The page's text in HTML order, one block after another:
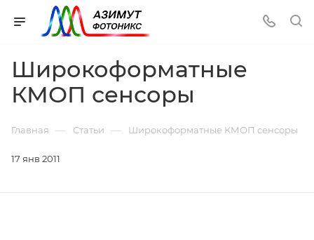
Широкоформатные
КМОП сенсоры
Главная — Статьи — Широкоформатные КМОП сенсоры
17 янв 2011